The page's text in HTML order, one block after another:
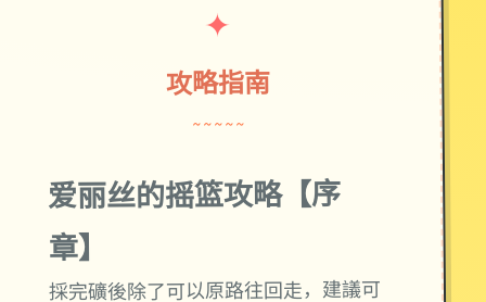
✦
攻略指南
~~~~~
爱丽丝的摇篮攻略【序
章】
採完礦後除了可以原路往回走，建議可